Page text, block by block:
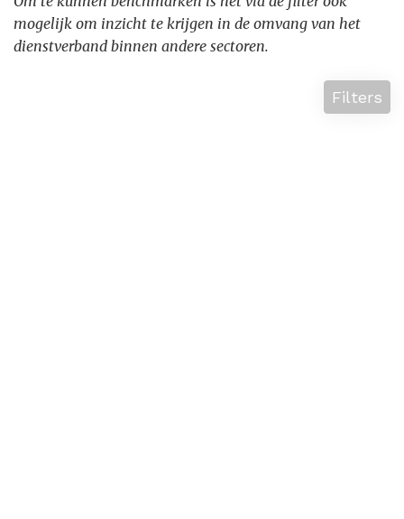
mogelijk om inzicht te krijgen in de omvang van het
dienstverband binnen andere sectoren.
Filters